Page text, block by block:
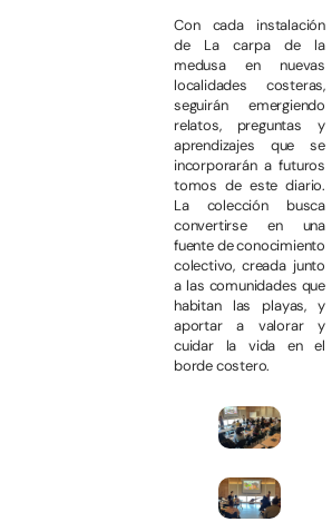
Con cada instalación
de La carpa de la
medusa en nuevas
localidades costeras,
seguirán emergiendo
relatos, preguntas y
aprendizajes que se
incorporarán a futuros
tomos de este diario.
La colección busca
convertirse en una
fuente de conocimiento
colectivo, creada junto
a las comunidades que
habitan las playas, y
aportar a valorar y
cuidar la vida en el
borde costero.